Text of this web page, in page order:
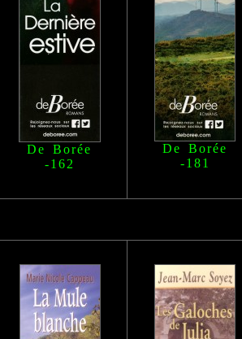
De Borée
-162
De Borée
-181